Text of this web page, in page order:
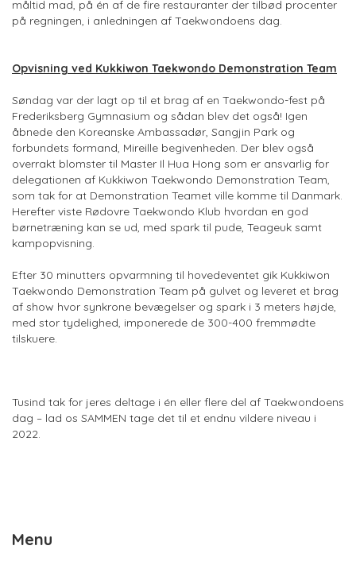
måltid mad, på én af de fire restauranter der tilbød procenter
på regningen, i anledningen af Taekwondoens dag.
Opvisning ved Kukkiwon Taekwondo Demonstration Team
Søndag var der lagt op til et brag af en Taekwondo-fest på
Frederiksberg Gymnasium og sådan blev det også! Igen
åbnede den Koreanske Ambassadør, Sangjin Park og
forbundets formand, Mireille begivenheden. Der blev også
overrakt blomster til Master Il Hua Hong som er ansvarlig for
delegationen af Kukkiwon Taekwondo Demonstration Team,
som tak for at Demonstration Teamet ville komme til Danmark.
Herefter viste Rødovre Taekwondo Klub hvordan en god
børnetræning kan se ud, med spark til pude, Teageuk samt
kampopvisning.
Efter 30 minutters opvarmning til hovedeventet gik Kukkiwon
Taekwondo Demonstration Team på gulvet og leveret et brag
af show hvor synkrone bevægelser og spark i 3 meters højde,
med stor tydelighed, imponerede de 300-400 fremmødte
tilskuere.
Tusind tak for jeres deltage i én eller flere del af Taekwondoens
dag – lad os SAMMEN tage det til et endnu vildere niveau i
2022.
Menu